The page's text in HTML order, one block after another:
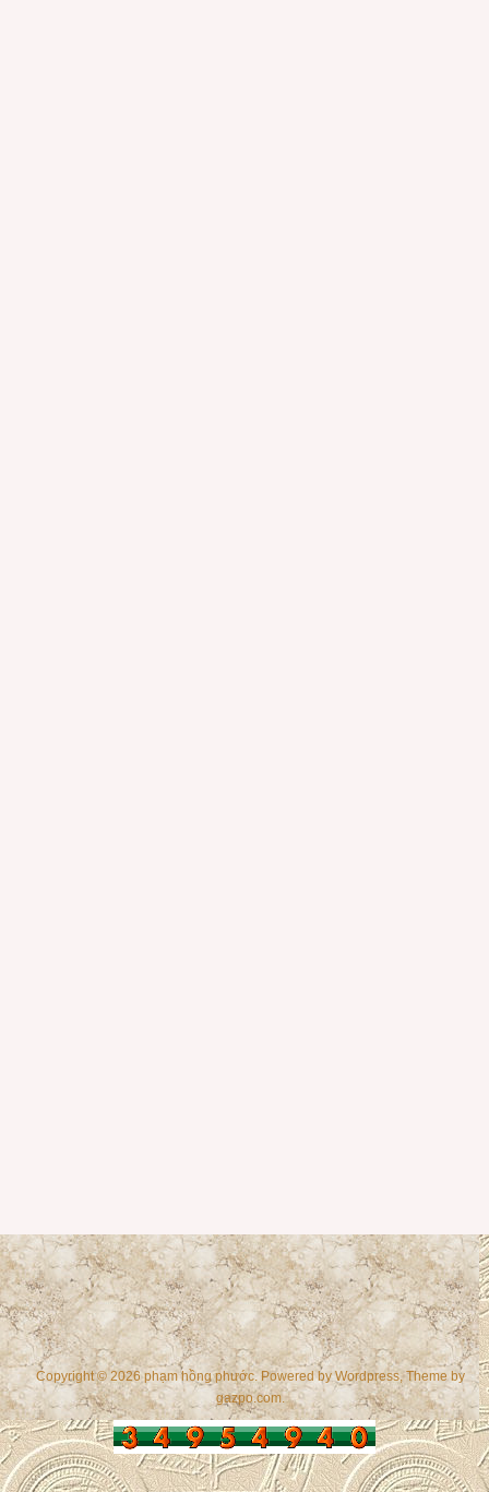
Copyright © 2026 phạm hồng phước. Powered byWordpress, Theme by
gazpo.com.